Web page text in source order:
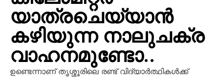
യാത്രചെയ്യാൻ
കഴിയുന്ന നാലുചക്ര
വാഹനമുണ്ടോ..
ഉണ്ടെന്നാണ് തൃശ്ശൂരിലെ രണ്ട് വിദ്യാര്‍ത്ഥികള്‍ക്ക്